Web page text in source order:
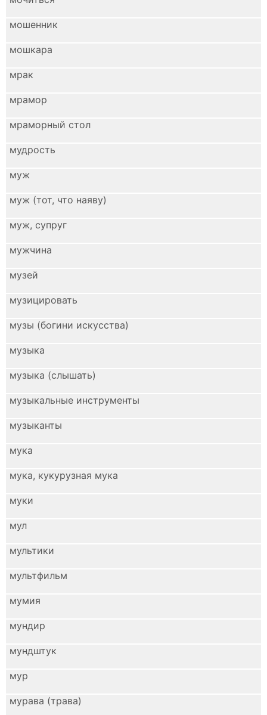
мошенник
мошкара
мрак
мрамор
мраморный стол
мудрость
муж
муж (тот, что наяву)
муж, супруг
мужчина
музей
музицировать
музы (богини искусства)
музыка
музыка (слышать)
музыкальные инструменты
музыканты
мука
мука, кукурузная мука
муки
мул
мультики
мультфильм
мумия
мундир
мундштук
мур
мурава (трава)